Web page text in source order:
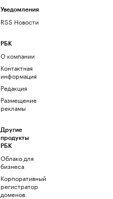
Уведомления
RSS Новости
РБК
О компании
Контактная
информация
Редакция
Размещение
рекламы
Другие
продукты
РБК
Облако для
бизнеса
Корпоративный
регистратор
доменов